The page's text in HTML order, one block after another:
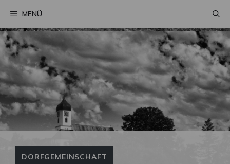
springen
MENÜ
DORFGEMEINSCHAFT